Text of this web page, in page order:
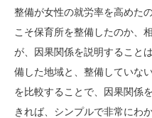
整備が女性の就労率を高めた
こそ保育所を整備したのか、
が、因果関係を説明すること
備した地域と、整備していな
を比較することで、因果関係
きれば、シンプルで非常にわ